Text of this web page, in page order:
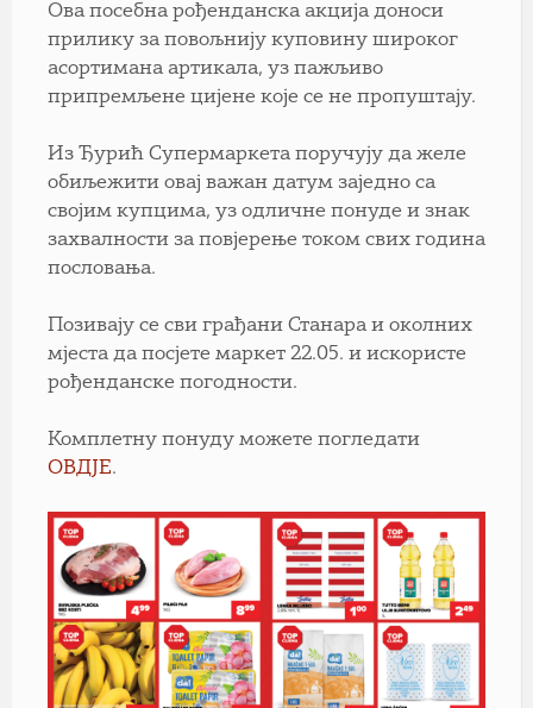
Ова посебна рођенданска акција доноси
прилику за повољнију куповину широког
асортимана артикала, уз пажљиво
припремљене цијене које се не пропуштају.
Из Ђурић Супермаркета поручују да желе
обиљежити овај важан датум заједно са
својим купцима, уз одличне понуде и знак
захвалности за повјерење током свих година
пословања.
Позивају се сви грађани Станара и околних
мјеста да посјете маркет 22.05. и искористе
рођенданске погодности.
Комплетну понуду можете погледати
ОВДЈЕ.